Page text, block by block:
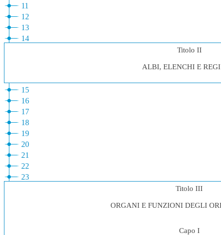
11
12
13
14
Titolo II
ALBI, ELENCHI E
15
16
17
18
19
20
21
22
23
Titolo III
ORGANI E FUNZIONI DEGLI
Capo I